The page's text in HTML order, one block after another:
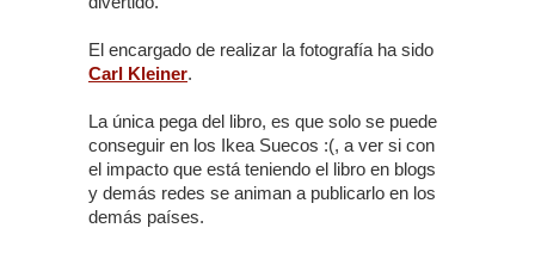
El encargado de realizar la fotografía ha sido
Carl Kleiner.
La única pega del libro, es que solo se puede
conseguir en los Ikea Suecos :(, a ver si con
el impacto que está teniendo el libro en blogs
y demás redes se animan a publicarlo en los
demás países.